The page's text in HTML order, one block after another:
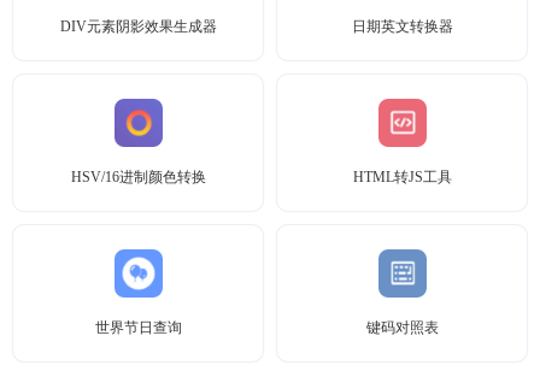
DIV元素阴影效果生成器 日期英文转换器
HSV/16进制颜色转换 HTML转JS工具
世界节日查询 键码对照表